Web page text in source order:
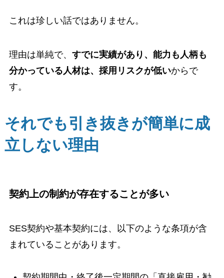
これは珍しい話ではありません。
理由は単純で、 すでに実績があり、能力も人柄も
分かっている人材は、採用リスクが低いからで
す。
それでも引き抜きが簡単に成
立しない理由
契約上の制約が存在することが多い
SES契約や基本契約には、以下のような条項が含
まれていることがあります。